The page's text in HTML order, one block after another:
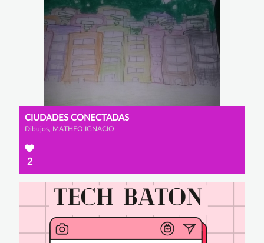
CIUDADES CONECTADAS
Dibujos, MATHEO IGNACIO
2